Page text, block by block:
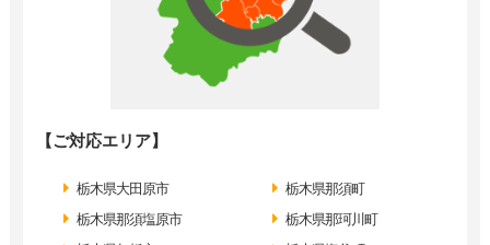
【ご対応エリア】
栃木県大田原市
栃木県那須塩原市
栃木県那須町
栃木県那珂川町